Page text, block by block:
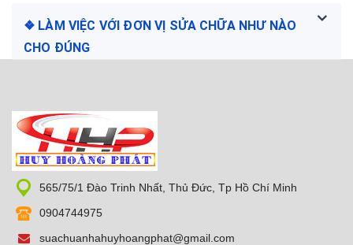
❖ LÀM VIỆC VỚI ĐƠN VỊ SỬA CHỮA NHƯ NÀO
CHO ĐÚNG
565/75/1 Đào Trinh Nhất, Thủ Đức, Tp Hồ Chí Minh
0904744975
suachuanhahuyhoangphat@gmail.com